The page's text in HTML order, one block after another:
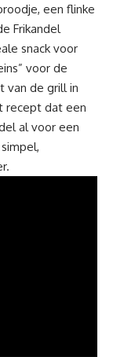
een flinke
Frikandel
snack voor
voor de
van de grill in
recept dat een
al voor een